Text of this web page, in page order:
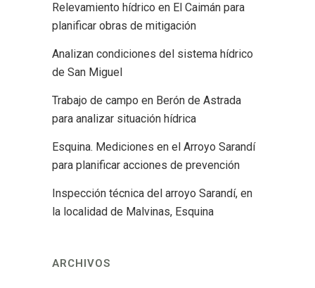
Relevamiento hídrico en El Caimán para
planificar obras de mitigación
Analizan condiciones del sistema hídrico
de San Miguel
Trabajo de campo en Berón de Astrada
para analizar situación hídrica
Esquina. Mediciones en el Arroyo Sarandí
para planificar acciones de prevención
Inspección técnica del arroyo Sarandí, en
la localidad de Malvinas, Esquina
ARCHIVOS